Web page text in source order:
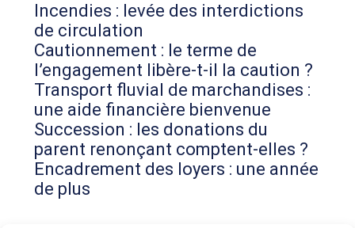
Incendies : levée des interdictions
de circulation
Cautionnement : le terme de
l’engagement libère-t-il la caution ?
Transport fluvial de marchandises :
une aide financière bienvenue
Succession : les donations du
parent renonçant comptent-elles ?
Encadrement des loyers : une année
de plus